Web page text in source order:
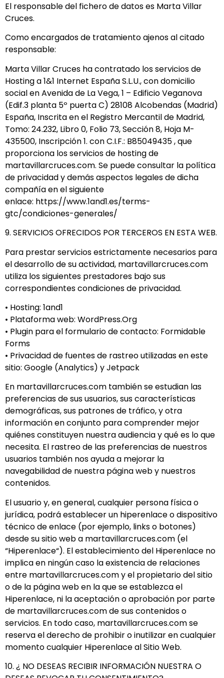
El responsable del fichero de datos es Marta Villar
Cruces.
Como encargados de tratamiento ajenos al citado
responsable:
Marta Villar Cruces ha contratado los servicios de
Hosting a 1&1 Internet España S.L.U., con domicilio
social en Avenida de La Vega, 1 – Edificio Veganova
(Edif.3 planta 5º puerta C) 28108 Alcobendas (Madrid)
España, Inscrita en el Registro Mercantil de Madrid,
Tomo: 24.232, Libro 0, Folio 73, Sección 8, Hoja M-
435500, Inscripción 1. con C.I.F.: B85049435 , que
proporciona los servicios de hosting de
martavillarcruces.com. Se puede consultar la política
de privacidad y demás aspectos legales de dicha
compañía en el siguiente
enlace: https://www.1and1.es/terms-
gtc/condiciones-generales/
9. SERVICIOS OFRECIDOS POR TERCEROS EN ESTA WEB.
Para prestar servicios estrictamente necesarios para
el desarrollo de su actividad, martavillarcruces.com
utiliza los siguientes prestadores bajo sus
correspondientes condiciones de privacidad.
• Hosting: 1and1
• Plataforma web: WordPress.Org
• Plugin para el formulario de contacto: Formidable
Forms
• Privacidad de fuentes de rastreo utilizadas en este
sitio: Google (Analytics) y Jetpack
En martavillarcruces.com también se estudian las
preferencias de sus usuarios, sus características
demográficas, sus patrones de tráfico, y otra
información en conjunto para comprender mejor
quiénes constituyen nuestra audiencia y qué es lo que
necesita. El rastreo de las preferencias de nuestros
usuarios también nos ayuda a mejorar la
navegabilidad de nuestra página web y nuestros
contenidos.
El usuario y, en general, cualquier persona física o
jurídica, podrá establecer un hiperenlace o dispositivo
técnico de enlace (por ejemplo, links o botones)
desde su sitio web a martavillarcruces.com (el
“Hiperenlace“). El establecimiento del Hiperenlace no
implica en ningún caso la existencia de relaciones
entre martavillarcruces.com y el propietario del sitio
o de la página web en la que se establezca el
Hiperenlace, ni la aceptación o aprobación por parte
de martavillarcruces.com de sus contenidos o
servicios. En todo caso, martavillarcruces.com se
reserva el derecho de prohibir o inutilizar en cualquier
momento cualquier Hiperenlace al Sitio Web.
10. ¿ NO DESEAS RECIBIR INFORMACIÓN NUESTRA O